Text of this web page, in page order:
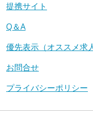
提携サイト
Q＆A
優先表示（オススメ求
お問合せ
プライバシーポリシー